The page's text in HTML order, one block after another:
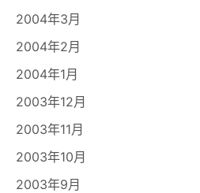
2004年3月
2004年2月
2004年1月
2003年12月
2003年11月
2003年10月
2003年9月